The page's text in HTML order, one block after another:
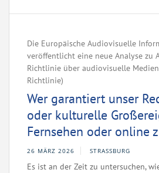
Die Europäische Audiovisuelle
veröffentlicht eine neue Analyse zu
Richtlinie über audiovisuelle
Richtlinie)
Wer garantiert unser
oder kulturelle
Fernsehen oder online
26 MÄRZ 2026 STRASSBURG
Es ist an der Zeit zu untersuchen,